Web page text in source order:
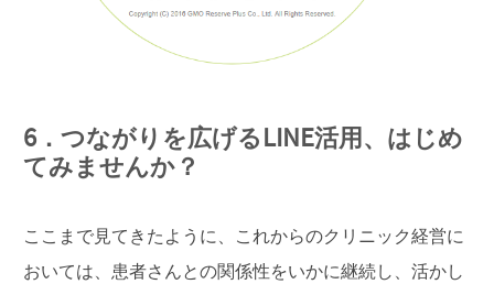
6．つながりを広げるLINE活用、はじめ
てみませんか？
ここまで見てきたように、これからのクリニック経営に
おいては、患者さんとの関係性をいかに継続し、活かし